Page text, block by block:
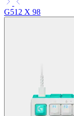
G512 X 98